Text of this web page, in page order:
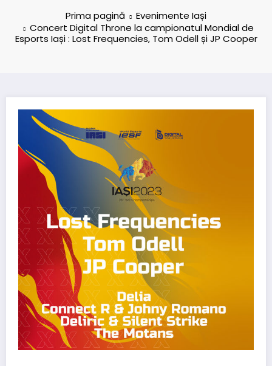
Prima pagină
Evenimente Iași
Concert Digital Throne la campionatul Mondial de
Esports Iași : Lost Frequencies, Tom Odell și JP Cooper